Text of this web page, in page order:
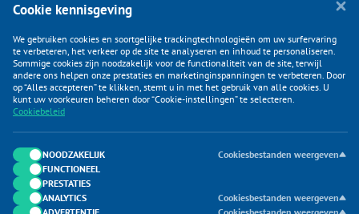
KLANTENSERVICE
CATEGORIEËN
DUIJVELAAR E-COMMERCE
CONTACTEN
Cookie kennisgeving
We gebruiken cookies en soortgelijke trackingtechnologieën om uw surfervaring
te verbeteren, het verkeer op de site te analyseren en inhoud te personaliseren.
Sommige cookies zijn noodzakelijk voor de functionaliteit van de site, terwijl
andere ons helpen onze prestaties en marketinginspanningen te verbeteren. Door
op “Alles accepteren” te klikken, stemt u in met het gebruik van alle cookies. U
kunt uw voorkeuren beheren door “Cookie-instellingen” te selecteren.
Cookiebeleid
NOODZAKELIJK
Cookiesbestanden weergeven
FUNCTIONEEL
PRESTATIES
ANALYTICS
Cookiesbestanden weergeven